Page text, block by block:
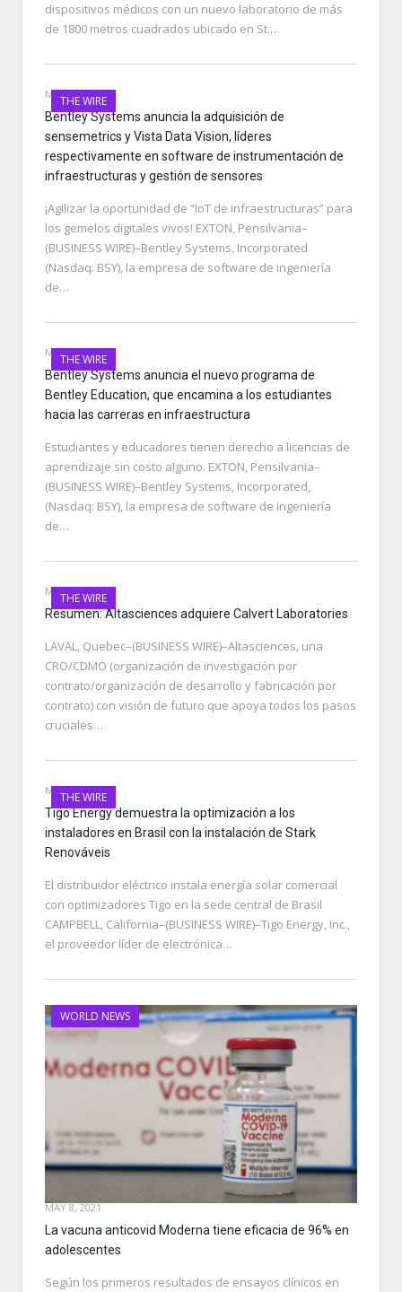
dispositivos médicos con un nuevo laboratorio de más
de 1800 metros cuadrados ubicado en St.…
THE WIRE
MAY 8, 2021
Bentley Systems anuncia la adquisición de
sensemetrics y Vista Data Vision, líderes
respectivamente en software de instrumentación de
infraestructuras y gestión de sensores
¡Agilizar la oportunidad de “IoT de infraestructuras” para
los gemelos digitales vivos! EXTON, Pensilvania–
(BUSINESS WIRE)–Bentley Systems, Incorporated
(Nasdaq: BSY), la empresa de software de ingeniería
de…
THE WIRE
MAY 8, 2021
Bentley Systems anuncia el nuevo programa de
Bentley Education, que encamina a los estudiantes
hacia las carreras en infraestructura
Estudiantes y educadores tienen derecho a licencias de
aprendizaje sin costo alguno. EXTON, Pensilvania–
(BUSINESS WIRE)–Bentley Systems, Incorporated,
(Nasdaq: BSY), la empresa de software de ingeniería
de…
THE WIRE
MAY 8, 2021
Resumen: Altasciences adquiere Calvert Laboratories
LAVAL, Quebec–(BUSINESS WIRE)–Altasciences, una
CRO/CDMO (organización de investigación por
contrato/organización de desarrollo y fabricación por
contrato) con visión de futuro que apoya todos los pasos
cruciales…
THE WIRE
MAY 8, 2021
Tigo Energy demuestra la optimización a los
instaladores en Brasil con la instalación de Stark
Renováveis
El distribuidor eléctrico instala energía solar comercial
con optimizadores Tigo en la sede central de Brasil
CAMPBELL, California–(BUSINESS WIRE)–Tigo Energy, Inc.,
el proveedor líder de electrónica…
WORLD NEWS
MAY 8, 2021
La vacuna anticovid Moderna tiene eficacia de 96% en
adolescentes
Según los primeros resultados de ensayos clínicos en